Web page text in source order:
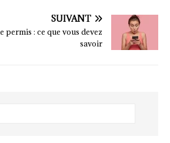
SUIVANT
permis : ce que vous devez
savoir